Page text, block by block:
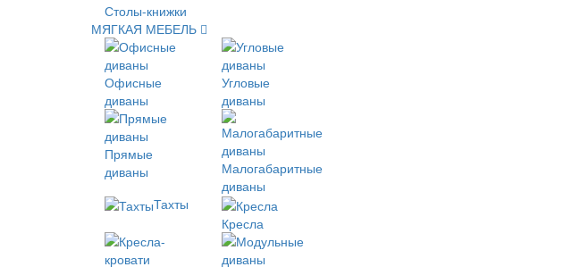
Столы-книжки
МЯГКАЯ МЕБЕЛЬ
Офисные
диваны
Угловые
диваны
Прямые
диваны
Малогабаритные
диваны
Тахты
Кресла